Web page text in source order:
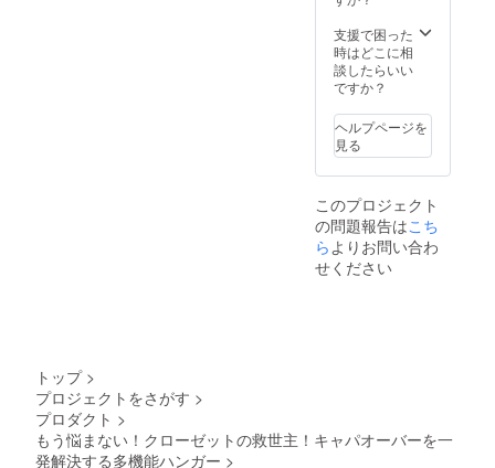
があり
ます。
※皆様の
ご支援
量産効
率が向
上した
場合、
売価格
が販売
予定価
格より
下がる
性もご
ざいま
す。ご
了承く
い。 ※
ご注文
状況、
使用部
給状
況、製
造工程
上の都
合等に
により
支援で困った
時はどこに相
談したらいい
ですか？
ヘルプページを
見る
このプロジェクト
の問題報告はこち
ら よりお問い合わ
せください
トップ >
プロジェクトをさがす >
プロダクト >
もう悩まない！クローゼットの救世主！キャパオーバーを一
発解決する多機能ハンガー >